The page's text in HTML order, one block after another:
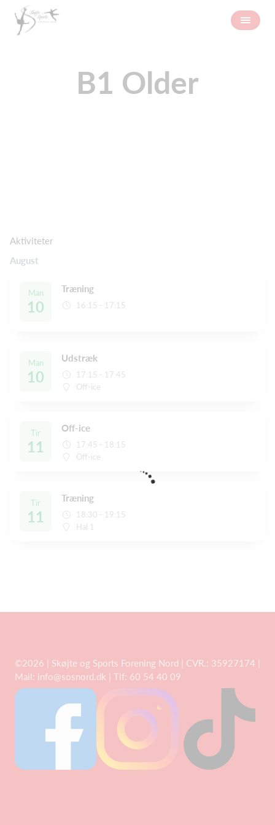
B1 Older
Aktiviteter
August
Man
10
Træning
16:15 - 17:15
Man
10
Udstræk
17:15 - 17:45
Off-ice
Tir
11
Off-ice
17:45 - 18:15
Off-ice
Tir
11
Træning
18:30 - 19:15
Hal 1
©2026 | Skøjte og Sports Forening Nord | CVR.: 35927174 |
Mail: info@sosnord.dk | Tlf: 60 54 40 09